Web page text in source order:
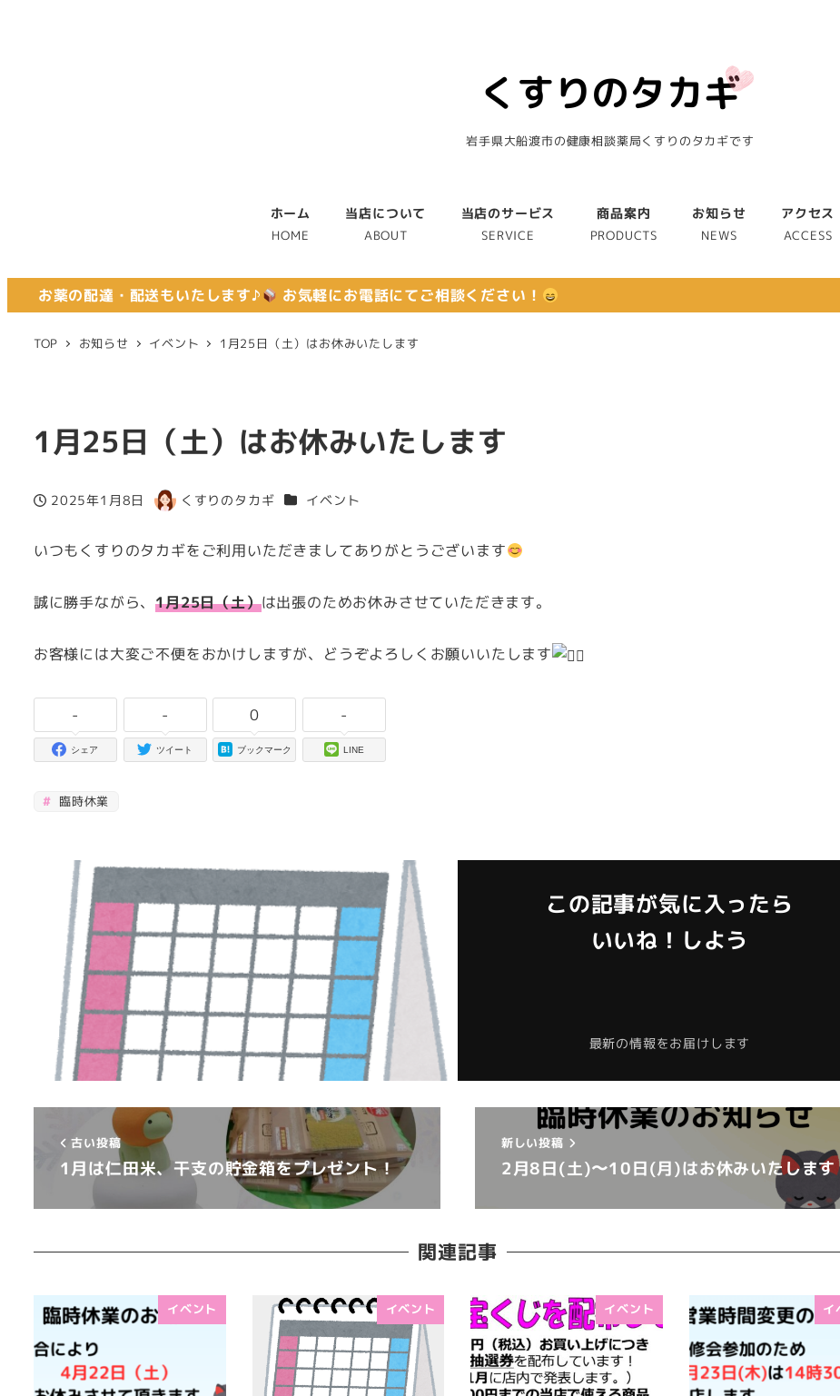
岩手県大船渡市の健康相談薬局くすりのタカギです
ホーム
HOME
当店について
ABOUT
当店のサービス
SERVICE
商品案内
PRODUCTS
お知らせ
NEWS
アクセス
ACCESS
お薬の配達・配送もいたします♪ お気軽にお電話にてご相談ください！
TOP お知らせ イベント 1月25日（土）はお休みいたします
1月25日（土）はお休みいたします
投稿日
2025年1月8日
著
くすりのタカギ カテゴリー
イベント
いつもくすりのタカギをご利用いただきましてありがとうございます
誠に勝手ながら、1月25日（土）は出張のためお休みさせていただきます。
お客様には大変ご不便をおかけしますが、どうぞよろしくお願いいたします
-
シェア
-
ツイート
0
ブックマーク
-
LINE
臨時休業
この記事が気に入ったら
いいね！しよう
最新の情報をお届けします
古い投稿
1月は仁田米、干支の貯金箱をプレゼント！
新しい投稿
2月8日(土)〜10日(月)はお休みいたします
関連記事
イベント イベント イベント イ